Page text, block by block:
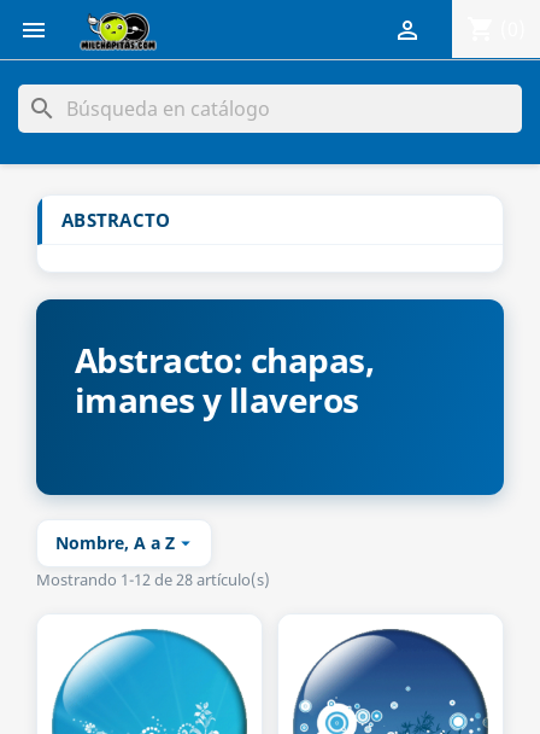
 
search
ABSTRACTO
Abstracto: chapas,
imanes y llaveros
Nombre, A a Z 
Mostrando 1-12 de 28 artículo(s)